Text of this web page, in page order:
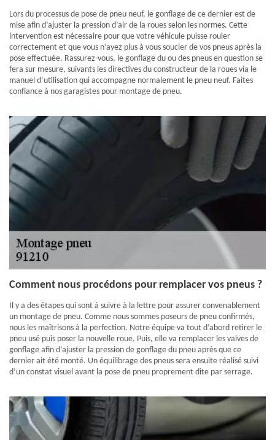
Lors du processus de pose de pneu neuf, le gonflage de ce dernier est de
mise afin d’ajuster la pression d’air de la roues selon les normes. Cette
intervention est nécessaire pour que votre véhicule puisse rouler
correctement et que vous n’ayez plus à vous soucier de vos pneus après la
pose effectuée. Rassurez-vous, le gonflage du ou des pneus en question se
fera sur mesure, suivants les directives du constructeur de la roues via le
manuel d’utilisation qui accompagne normalement le pneu neuf. Faites
confiance à nos garagistes pour montage de pneu.
Comment nous procédons pour remplacer vos pneus ?
Il y a des étapes qui sont à suivre à la lettre pour assurer convenablement
un montage de pneu. Comme nous sommes poseurs de pneu confirmés,
nous les maîtrisons à la perfection. Notre équipe va tout d’abord retirer le
pneu usé puis poser la nouvelle roue. Puis, elle va remplacer les valves de
gonflage afin d’ajuster la pression de gonflage du pneu après que ce
dernier ait été monté. Un équilibrage des pneus sera ensuite réalisé suivi
d’un constat visuel avant la pose de pneu proprement dite par serrage.